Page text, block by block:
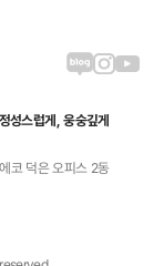
블로그 링크
인스타그
유튜브
성스럽게, 웅숭깊게
코 덕은 오피스 2동